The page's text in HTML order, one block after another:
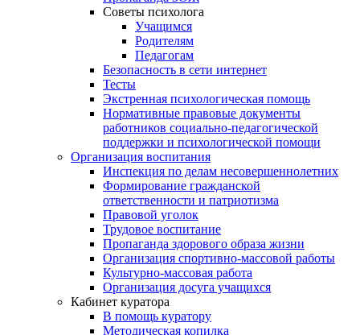
Советы психолога
Учащимся
Родителям
Педагогам
Безопасность в сети интернет
Тесты
Экстренная психологическая помощь
Нормативные правовые документы
работников социально-педагогической
поддержки и психологической помощи
Организация воспитания
Инспекция по делам несовершеннолетних
Формирование гражданской
ответственности и патриотизма
Правовой уголок
Трудовое воспитание
Пропаганда здорового образа жизни
Организация спортивно-массовой работы
Культурно-массовая работа
Организация досуга учащихся
Кабинет куратора
В помощь куратору
Методическая копилка